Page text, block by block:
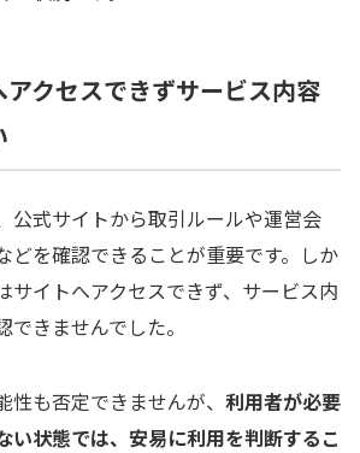
クセスできずサービス内容
公式サイトから取引ルールや運営会
どを確認できることが重要です。しか
サイトへアクセスできず、サービス内
きませんでした。
も否定できませんが、 利用者が必要
い状態では、安易に利用を判断するこ